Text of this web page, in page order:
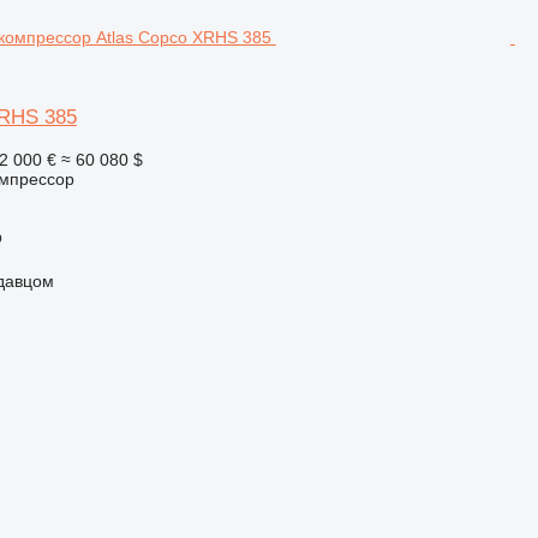
385
000 € ≈ 60 080 $